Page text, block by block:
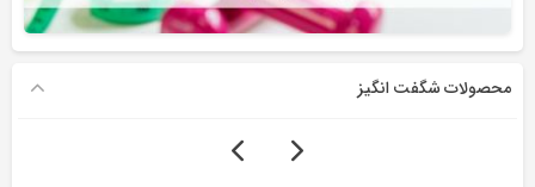
محصولات شگفت انگیز